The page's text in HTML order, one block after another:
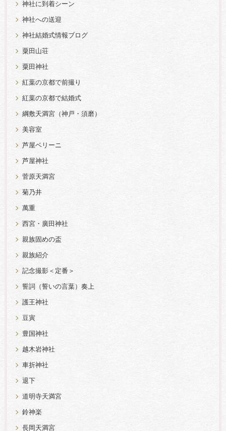
神社に到着シーン
神社への送迎
神社結婚式情報ブログ
粟田山荘
粟田神社
紅葉の京都で前撮り
紅葉の京都で結婚式
綱敷天満宮（神戸・須磨）
美容室
芦屋ベリーニ
芦屋神社
菅原天満宮
菊乃井
萬重
西宮・廣田神社
親族固めの盃
親族紹介
記念撮影＜定番＞
誓詞（誓いの言葉）奏上
護王神社
豆寅
豊国神社
越木岩神社
車折神社
退下
道明寺天満宮
鈴神楽
長岡天満宮